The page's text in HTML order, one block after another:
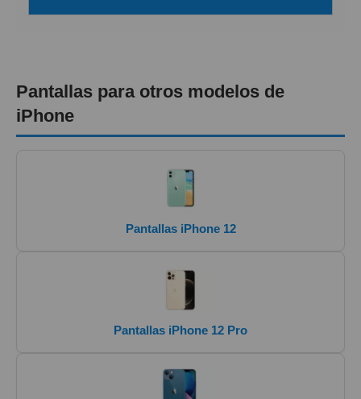
Pantallas para otros modelos de
iPhone
Pantallas iPhone 12
Pantallas iPhone 12 Pro